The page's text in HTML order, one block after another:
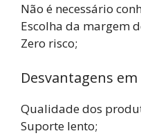
Não é necessário
Escolha da margem
Zero risco;
Desvantagens
Qualidade dos
Suporte lento;